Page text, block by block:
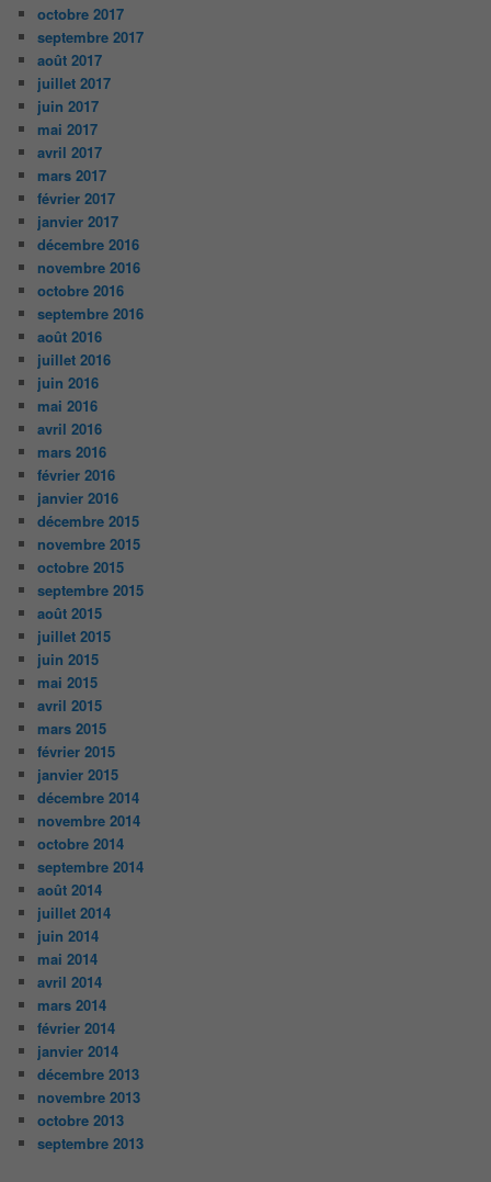
octobre 2017
septembre 2017
août 2017
juillet 2017
juin 2017
mai 2017
avril 2017
mars 2017
février 2017
janvier 2017
décembre 2016
novembre 2016
octobre 2016
septembre 2016
août 2016
juillet 2016
juin 2016
mai 2016
avril 2016
mars 2016
février 2016
janvier 2016
décembre 2015
novembre 2015
octobre 2015
septembre 2015
août 2015
juillet 2015
juin 2015
mai 2015
avril 2015
mars 2015
février 2015
janvier 2015
décembre 2014
novembre 2014
octobre 2014
septembre 2014
août 2014
juillet 2014
juin 2014
mai 2014
avril 2014
mars 2014
février 2014
janvier 2014
décembre 2013
novembre 2013
octobre 2013
septembre 2013